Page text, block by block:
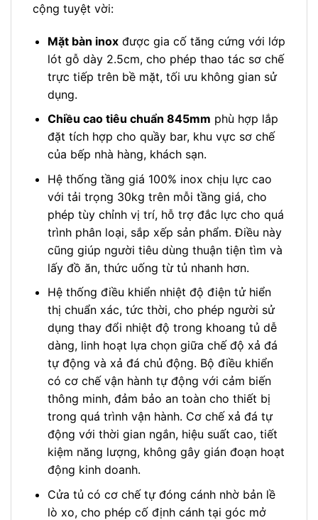
cộng tuyệt vời:
Mặt bàn inoxđược gia cố tăng cứng với lớp
lót gỗ dày 2.5cm, cho phép thao tác sơ chế
trực tiếp trên bề mặt, tối ưu không gian sử
dụng.
Chiều cao tiêu chuẩn 845mm phù hợp lắp
đặt tích hợp cho quầy bar, khu vực sơ chế
của bếp nhà hàng, khách sạn.
Hệ thống tầng giá 100% inox chịu lực cao
với tải trọng 30kg trên mỗi tầng giá, cho
phép tùy chỉnh vị trí, hỗ trợ đắc lực cho quá
trình phân loại, sắp xếp sản phẩm. Điều này
cũng giúp người tiêu dùng thuận tiện tìm và
lấy đồ ăn, thức uống từ tủ nhanh hơn.
Hệ thống điều khiển nhiệt độ điện tử hiển
thị chuẩn xác, tức thời, cho phép người sử
dụng thay đổi nhiệt độ trong khoang tủ dễ
dàng, linh hoạt lựa chọn giữa chế độ xả đá
tự động và xả đá chủ động. Bộ điều khiển
có cơ chế vận hành tự động với cảm biến
thông minh, đảm bảo an toàn cho thiết bị
trong quá trình vận hành. Cơ chế xả đá tự
động với thời gian ngắn, hiệu suất cao, tiết
kiệm năng lượng, không gây gián đoạn hoạt
động kinh doanh.
Cửa tủ có cơ chế tự đóng cánh nhờ bản lề
lò xo, cho phép cố định cánh tại góc mở